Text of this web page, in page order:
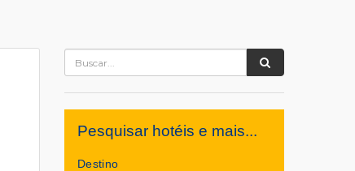
Pesquisar hotéis e mais...
Destino